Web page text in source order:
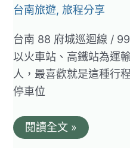
台南旅遊, 旅程分享
台南 88 府城巡迴線 /
以火車站、高鐵站為運
人，最喜歡就是這種行
停車位
台
灣
閱讀全文 »